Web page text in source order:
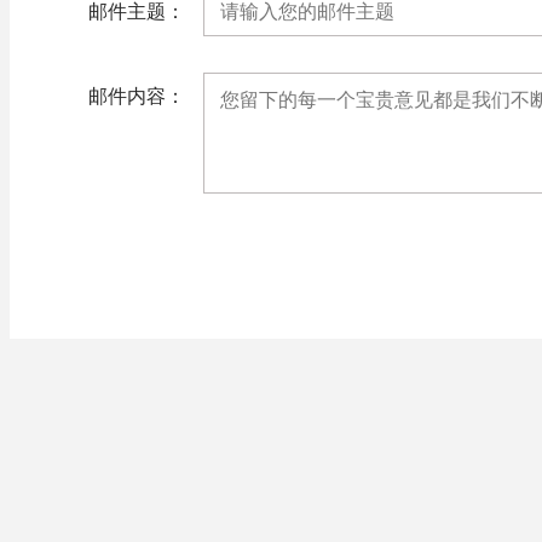
邮件主题：
邮件内容：